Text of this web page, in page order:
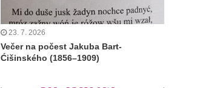
23. 7. 2026
Večer na počest Jakuba Bart-
Ćišinského (1856–1909)